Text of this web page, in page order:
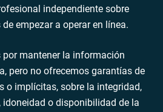
independiente sobre
empezar a operar en línea.
por mantener la información
pero no ofrecemos garantías de
o implícitas, sobre la integridad,
o disponibilidad de la